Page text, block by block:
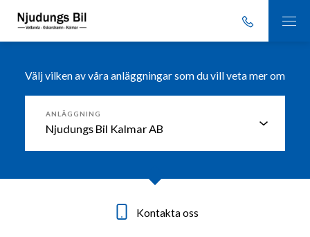
Välj vilken av våra anläggningar som du vill veta mer om
ANLÄGGNING
Kontakta oss
Kontakta oss
Kontakta oss